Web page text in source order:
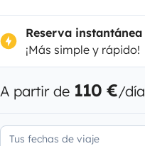
Reserva instantánea
¡Más simple y rápido!
A partir de 110 €/día
Tus fechas de viaje